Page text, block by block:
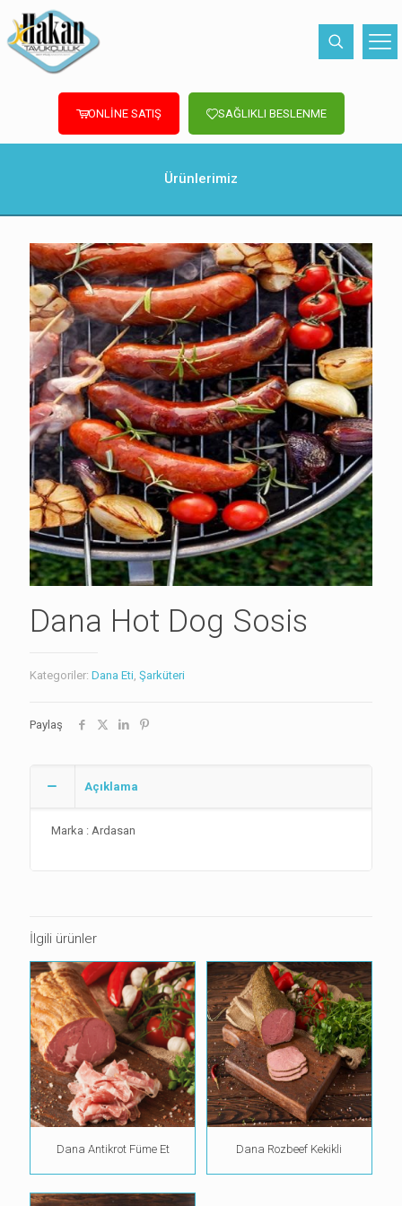
ONLİNE SATIŞ SAĞLIKLI BESLENME
Ürünlerimiz
Dana Hot Dog Sosis
Kategoriler: Dana Eti, Şarküteri
Paylaş
Açıklama
Marka : Ardasan
İlgili ürünler
Dana Antikrot Füme Et Dana Rozbeef Kekikli